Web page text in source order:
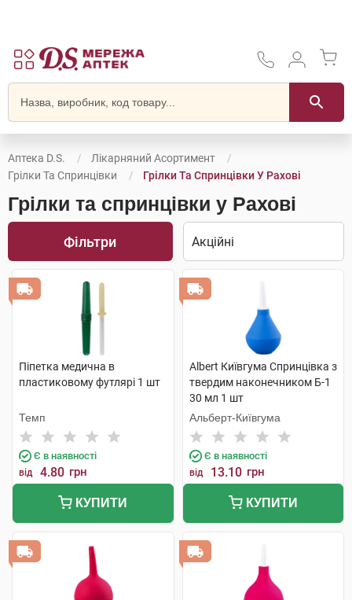
Аптека D.S.
Лікарняний Асортимент
Грілки Та Спринцівки
Грілки Та Спринцівки У Рахові
Грілки та спринцівки у Рахові
Фільтри
Піпетка медична в
пластиковому футлярі 1 шт
Темп
Є в наявності
від 4.80 грн
КУПИТИ
Albert Київгума Спринцівка з
твердим наконечником Б-1
30 мл 1 шт
Альберт-Київгума
Є в наявності
від 13.10 грн
КУПИТИ